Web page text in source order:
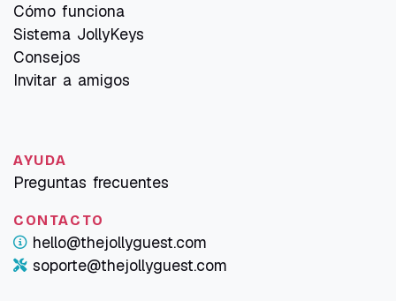
Cómo funciona
Sistema JollyKeys
Consejos
Invitar a amigos
AYUDA
Preguntas frecuentes
CONTACTO
hello@thejollyguest.com
soporte@thejollyguest.com